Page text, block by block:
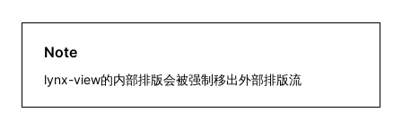
Note
lynx-view的内部排版会被强制移出外部排版流